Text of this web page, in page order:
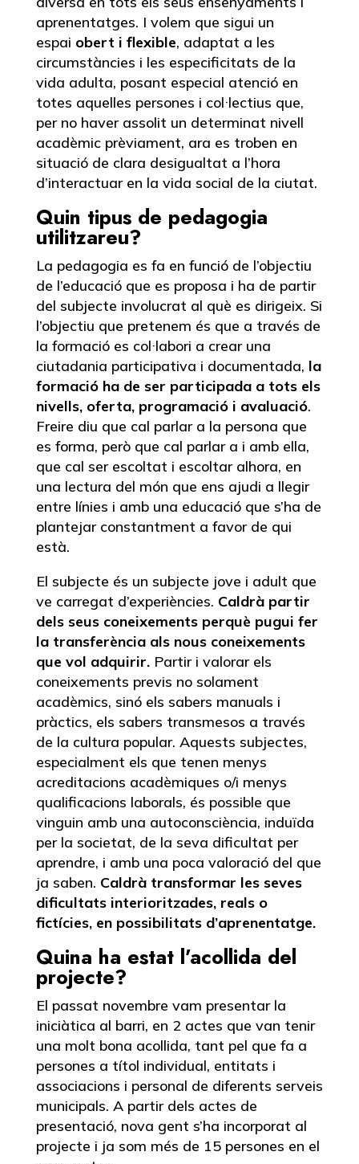
aprenentatges. I volem que sigui un
espai obert i flexible, adaptat a les
circumstàncies i les especificitats de la
vida adulta, posant especial atenció en
totes aquelles persones i col·lectius que,
per no haver assolit un determinat nivell
acadèmic prèviament, ara es troben en
situació de clara desigualtat a l’hora
d’interactuar en la vida social de la ciutat.
Quin tipus de pedagogia
utilitzareu?
La pedagogia es fa en funció de l’objectiu
de l’educació que es proposa i ha de partir
del subjecte involucrat al què es dirigeix. Si
l’objectiu que pretenem és que a través de
la formació es col·labori a crear una
ciutadania participativa i documentada, la
formació ha de ser participada a tots els
nivells, oferta, programació i avaluació.
Freire diu que cal parlar a la persona que
es forma, però que cal parlar a i amb ella,
que cal ser escoltat i escoltar alhora, en
una lectura del món que ens ajudi a llegir
entre línies i amb una educació que s’ha de
plantejar constantment a favor de qui
està.
El subjecte és un subjecte jove i adult que
ve carregat d’experiències. Caldrà partir
dels seus coneixements perquè pugui fer
la transferència als nous coneixements
que vol adquirir.Partir i valorar els
coneixements previs no solament
acadèmics, sinó els sabers manuals i
pràctics, els sabers transmesos a través
de la cultura popular. Aquests subjectes,
especialment els que tenen menys
acreditacions acadèmiques o/i menys
qualificacions laborals, és possible que
vinguin amb una autoconsciència, induïda
per la societat, de la seva dificultat per
aprendre, i amb una poca valoració del que
ja saben. Caldrà transformar les seves
dificultats interioritzades, reals o
fictícies, en possibilitats d’aprenentatge.
Quina ha estat l’acollida del
projecte?
El passat novembre vam presentar la
iniciàtica al barri, en 2 actes que van tenir
una molt bona acollida, tant pel que fa a
persones a títol individual, entitats i
associacions i personal de diferents serveis
municipals. A partir dels actes de
presentació, nova gent s’ha incorporat al
projecte i ja som més de 15 persones en el